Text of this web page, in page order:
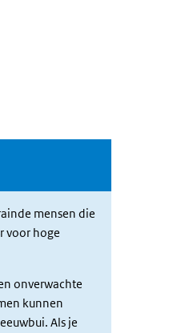
mensen die
voor hoge
onverwachte
kunnen
Als je